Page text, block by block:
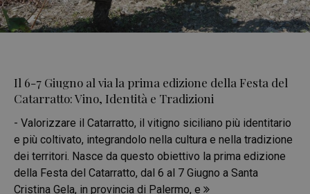
Il 6-7 Giugno al via la prima edizione della Festa del
Catarratto: Vino, Identità e Tradizioni
- Valorizzare il Catarratto, il vitigno siciliano più identitario
e più coltivato, integrandolo nella cultura e nella tradizione
dei territori. Nasce da questo obiettivo la prima edizione
della Festa del Catarratto, dal 6 al 7 Giugno a Santa
Cristina Gela, in provincia di Palermo, e